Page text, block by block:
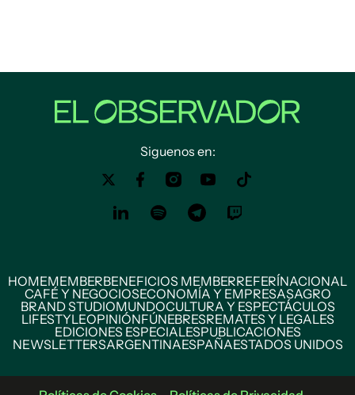
Siguenos en:
HOMEMEMBERBENEFICIOS MEMBERREFERÍNACIONAL
CAFÉ Y NEGOCIOSECONOMÍA Y EMPRESASAGRO
BRAND STUDIOMUNDOCULTURA Y ESPECTÁCULOS
LIFESTYLEOPINIÓNFÚNEBRESREMATES Y LEGALES
EDICIONES ESPECIALESPUBLICACIONES
NEWSLETTERSARGENTINAESPAÑAESTADOS UNIDOS